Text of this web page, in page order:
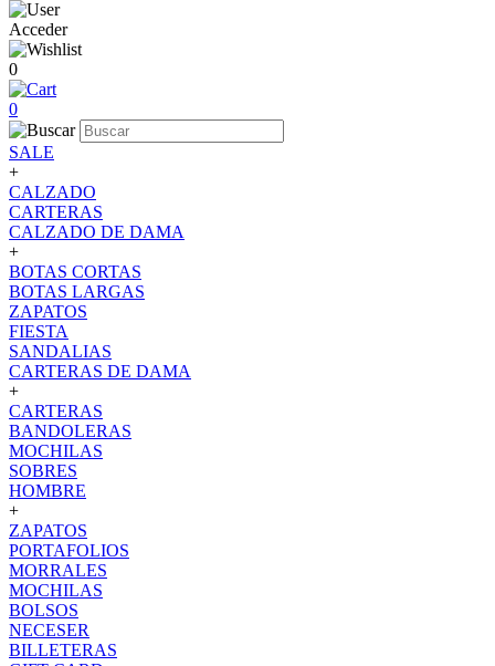
Acceder
0
0
SALE
+
CALZADO
CARTERAS
CALZADO DE DAMA
+
BOTAS CORTAS
BOTAS LARGAS
ZAPATOS
FIESTA
SANDALIAS
CARTERAS DE DAMA
+
CARTERAS
BANDOLERAS
MOCHILAS
SOBRES
HOMBRE
+
ZAPATOS
PORTAFOLIOS
MORRALES
MOCHILAS
BOLSOS
NECESER
BILLETERAS